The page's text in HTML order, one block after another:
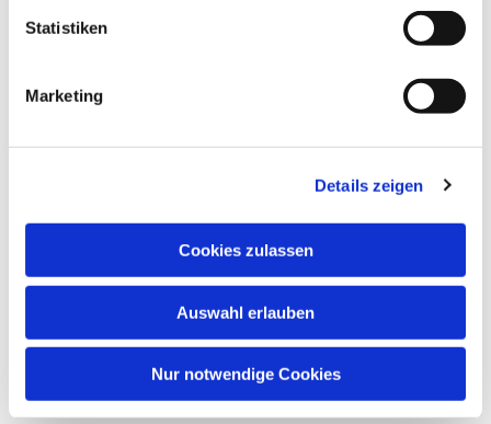
Statistiken
Marketing
Details zeigen
Cookies zulassen
Auswahl erlauben
Nur notwendige Cookies